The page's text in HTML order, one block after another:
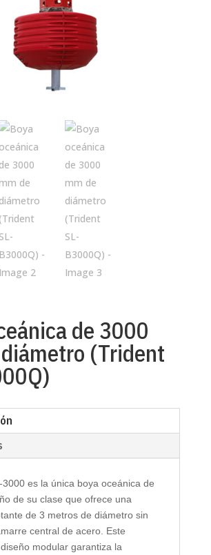
de 3000
(Trident
3000 es la única boya oceánica de
de su clase que ofrece una
de 3 metros de diámetro sin
central de acero. Este
modular garantiza la